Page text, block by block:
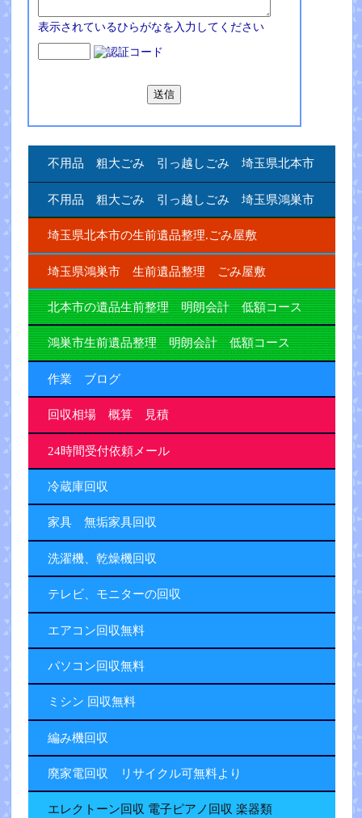
表示されているひらがなを入力してください
不用品 粗大ごみ 引っ越しごみ 埼玉県北本市
不用品 粗大ごみ 引っ越しごみ 埼玉県鴻巣市
埼玉県北本市の生前遺品整理.ごみ屋敷
埼玉県鴻巣市 生前遺品整理 ごみ屋敷
北本市の遺品生前整理 明朗会計 低額コース
鴻巣市生前遺品整理 明朗会計 低額コース
作業 ブログ
回収相場 概算 見積
24時間受付依頼メール
冷蔵庫回収
家具 無垢家具回収
洗濯機、乾燥機回収
テレビ、モニターの回収
エアコン回収無料
パソコン回収無料
ミシン 回収無料
編み機回収
廃家電回収 リサイクル可無料より
エレクトーン回収 電子ピアノ回収 楽器類